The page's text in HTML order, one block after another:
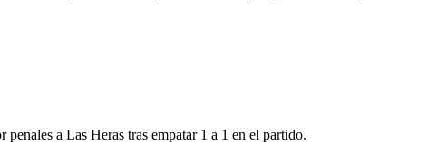
a Las Heras tras empatar 1 a 1 en el partido.